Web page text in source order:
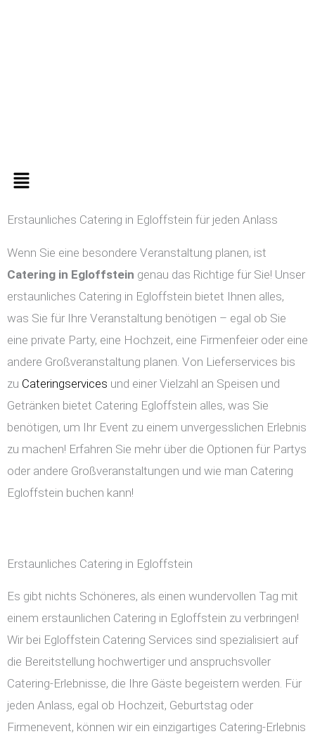
Menü
Erstaunliches Catering in Egloffstein für jeden Anlass
Wenn Sie eine besondere Veranstaltung planen, ist
Catering in Egloffstein genau das Richtige für Sie! Unser
erstaunliches Catering in Egloffstein bietet Ihnen alles,
was Sie für Ihre Veranstaltung benötigen – egal ob Sie
eine private Party, eine Hochzeit, eine Firmenfeier oder eine
andere Großveranstaltung planen. Von Lieferservices bis
zu Cateringservices und einer Vielzahl an Speisen und
Getränken bietet Catering Egloffstein alles, was Sie
benötigen, um Ihr Event zu einem unvergesslichen Erlebnis
zu machen! Erfahren Sie mehr über die Optionen für Partys
oder andere Großveranstaltungen und wie man Catering
Egloffstein buchen kann!
Erstaunliches Catering in Egloffstein
Es gibt nichts Schöneres, als einen wundervollen Tag mit
einem erstaunlichen Catering in Egloffstein zu verbringen!
Wir bei Egloffstein Catering Services sind spezialisiert auf
die Bereitstellung hochwertiger und anspruchsvoller
Catering-Erlebnisse, die Ihre Gäste begeistern werden. Für
jeden Anlass, egal ob Hochzeit, Geburtstag oder
Firmenevent, können wir ein einzigartiges Catering-Erlebnis